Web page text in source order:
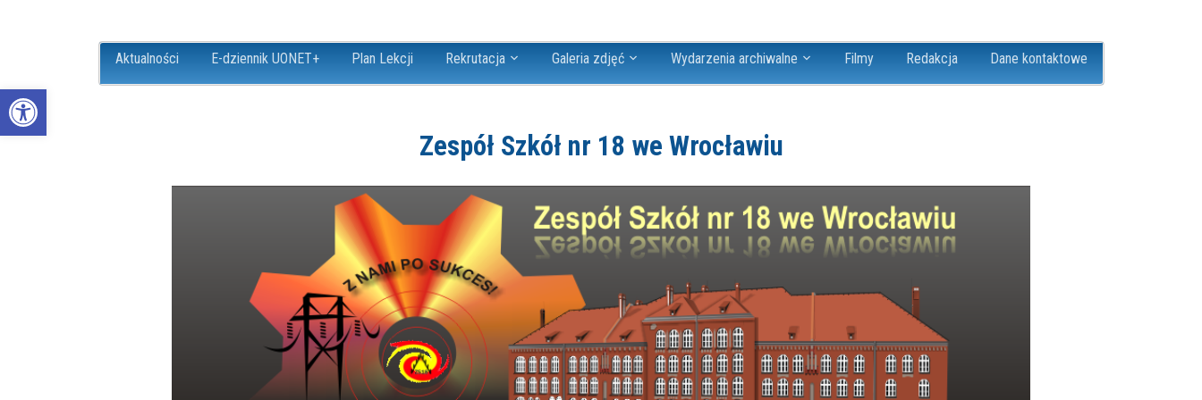
Open toolbar
Aktualności E-dziennik UONET+ Plan Lekcji Rekrutacja Galeria zdjęć Wydarzenia archiwalne Filmy Redakcja Dane kontaktowe
Zespół Szkół nr 18 we Wrocławiu